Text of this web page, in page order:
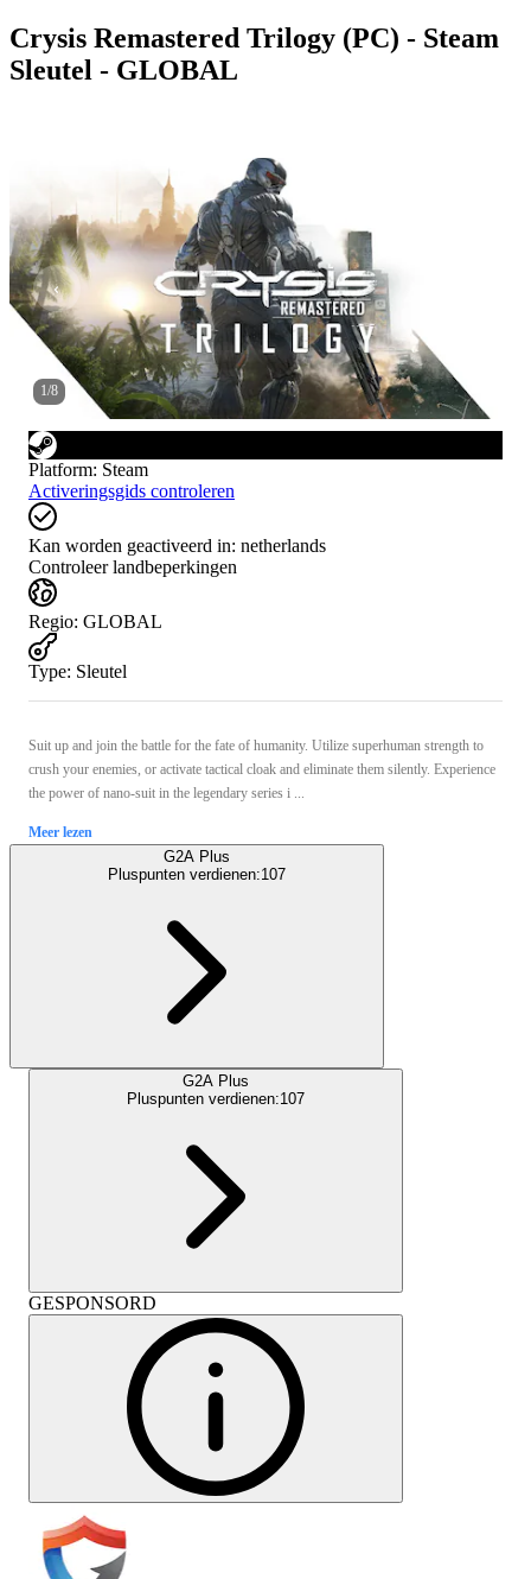
Crysis Remastered Trilogy (PC) - Steam
Sleutel - GLOBAL
1/8
Platform: Steam
Activeringsgids controleren
Kan worden geactiveerd in: netherlands
Controleer landbeperkingen
Regio: GLOBAL
Type: Sleutel
Suit up and join the battle for the fate of humanity. Utilize superhuman strength to
crush your enemies, or activate tactical cloak and eliminate them silently. Experience
the power of nano-suit in the legendary series i ...
Meer lezen
G2A Plus
Pluspunten verdienen:107
G2A Plus
Pluspunten verdienen:107
GESPONSORD